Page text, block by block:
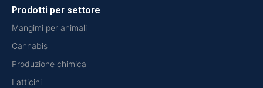
Prodotti per settore
Mangimi per animali
Cannabis
Produzione chimica
Latticini